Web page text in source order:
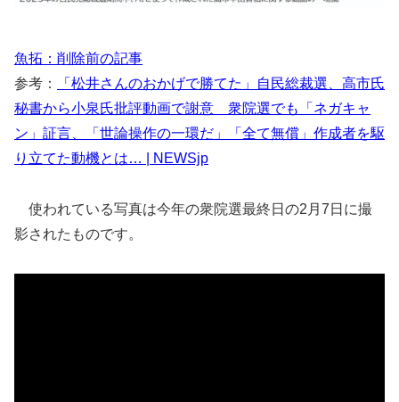
魚拓：削除前の記事
参考：
「松井さんのおかげで勝てた」自民総裁選、高市氏
秘書から小泉氏批評動画で謝意 衆院選でも「ネガキャ
ン」証言、「世論操作の一環だ」「全て無償」作成者を駆
り立てた動機とは… | NEWSjp
使われている写真は今年の衆院選最終日の2月7日に撮
影されたものです。